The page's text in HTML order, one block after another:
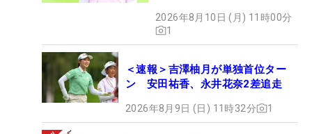
2026年8月10日 (月) 11時00分
1
＜速報＞吉澤柚月が単独首位ター
ン 安田祐香、永井花奈2差追走
2026年8月9日 (日) 11時32分 1